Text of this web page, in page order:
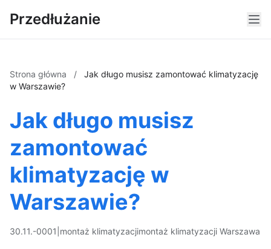
Przedłużanie
Strona główna /
Jak długo musisz zamontować klimatyzację
w Warszawie?
Jak długo musisz
zamontować
klimatyzację w
Warszawie?
30.11.-0001 montaż klimatyzacjimontaż klimatyzacji Warszawa